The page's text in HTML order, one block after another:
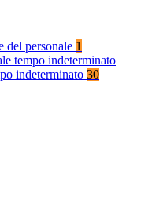
del personale 1
tempo indeterminato
indeterminato 30